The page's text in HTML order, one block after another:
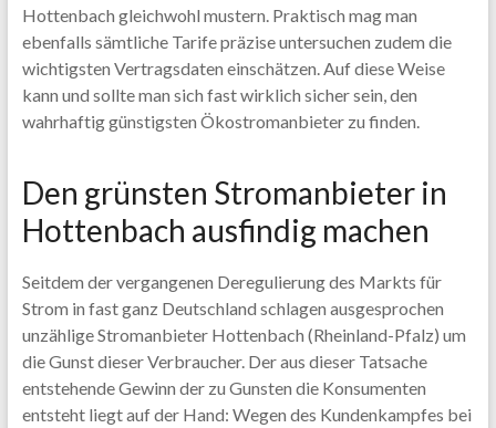
Hottenbach gleichwohl mustern. Praktisch mag man
ebenfalls sämtliche Tarife präzise untersuchen zudem die
wichtigsten Vertragsdaten einschätzen. Auf diese Weise
kann und sollte man sich fast wirklich sicher sein, den
wahrhaftig günstigsten Ökostromanbieter zu finden.
Den grünsten Stromanbieter in
Hottenbach ausfindig machen
Seitdem der vergangenen Deregulierung des Markts für
Strom in fast ganz Deutschland schlagen ausgesprochen
unzählige Stromanbieter Hottenbach (Rheinland-Pfalz) um
die Gunst dieser Verbraucher. Der aus dieser Tatsache
entstehende Gewinn der zu Gunsten die Konsumenten
entsteht liegt auf der Hand: Wegen des Kundenkampfes bei